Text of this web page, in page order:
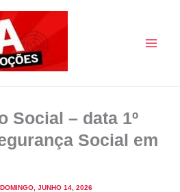
Social – data 1º
Social em
DOMINGO, JUNHO 14, 2026